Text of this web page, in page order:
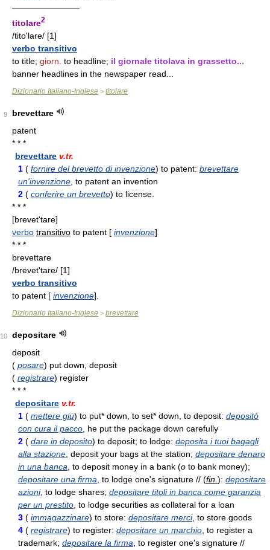
————————
titolare2
/tito'lare/ [1]
verbo transitivo
to title; giorn. to headline; il giornale titolava in grassetto...
banner headlines in the newspaper read...
Dizionario Italiano-Inglese > titolare
9
brevettare
patent
* * *
brevettare v.tr.
1 ( fornire del brevetto di invenzione) to patent: brevettare
un'invenzione, to patent an invention
2 ( conferire un brevetto) to license.
* * *
[brevet'tare]
verbo transitivo to patent [ invenzione]
* * *
brevettare
/brevet'tare/ [1]
verbo transitivo
to patent [ invenzione].
Dizionario Italiano-Inglese > brevettare
10
depositare
deposit
( posare) put down, deposit
( registrare) register
* * *
depositare v.tr.
1 ( mettere giù) to put* down, to set* down, to deposit: depositò
con cura il pacco, he put the package down carefully
2 ( dare in deposito) to deposit; to lodge: deposita i tuoi bagagli
alla stazione, deposit your bags at the station; depositare denaro
in una banca, to deposit money in a bank (o to bank money);
depositare una firma, to lodge one's signature // (fin.): depositare
azioni, to lodge shares; depositare titoli in banca come garanzia
per un prestito, to lodge securities as collateral for a loan
3 ( immagazzinare) to store: depositare merci, to store goods
4 ( registrare) to register: depositare un marchio, to register a
trademark; depositare la firma, to register one's signature //